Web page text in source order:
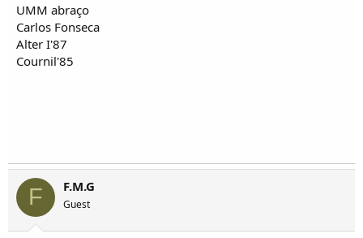
UMM abraço
Carlos Fonseca
Alter I'87
Cournil'85
F F.M.G
Guest